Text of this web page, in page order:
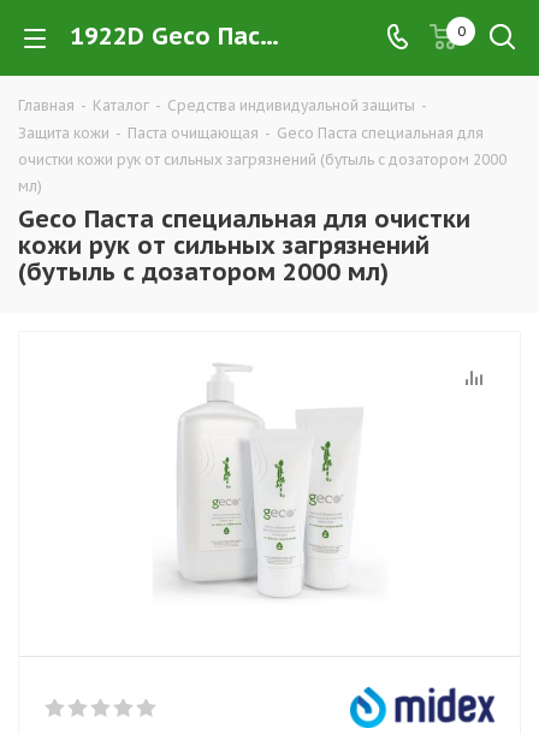
1922D Geco Паста специальная для очистки кожи рук от сильных загрязнений (бутыль с дозатором 2000 мл) купить в Екатеринбурге по низким ценам оптом — интернет-магазин CИЗ в розницу компании РПС Урал 0
Главная - Каталог - Средства индивидуальной защиты -
Защита кожи - Паста очищающая - Geco Паста специальная для
очистки кожи рук от сильных загрязнений (бутыль с дозатором 2000
мл)
Geco Паста специальная для очистки
кожи рук от сильных загрязнений
(бутыль с дозатором 2000 мл)